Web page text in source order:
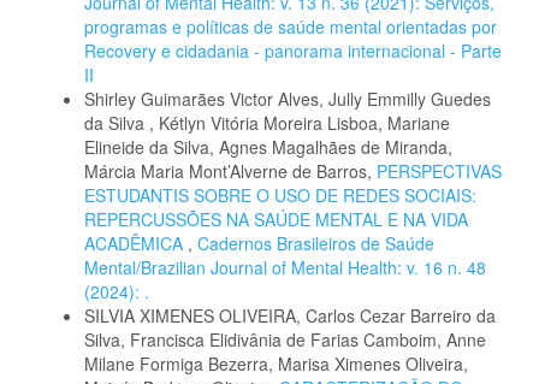
programas e políticas de saúde mental orientadas por
Recovery e cidadania - panorama internacional - Parte
II
Shirley Guimarães Victor Alves, Jully Emmilly Guedes
da Silva , Kétlyn Vitória Moreira Lisboa, Mariane
Elineide da Silva, Agnes Magalhães de Miranda,
Márcia Maria Mont’Alverne de Barros, PERSPECTIVAS
ESTUDANTIS SOBRE O USO DE REDES SOCIAIS:
REPERCUSSÕES NA SAÚDE MENTAL E NA VIDA
ACADÊMICA , Cadernos Brasileiros de Saúde
Mental/Brazilian Journal of Mental Health: v. 16 n. 48
(2024): .
SILVIA XIMENES OLIVEIRA, Carlos Cezar Barreiro da
Silva, Francisca Elidivânia de Farias Camboim, Anne
Milane Formiga Bezerra, Marisa Ximenes Oliveira,